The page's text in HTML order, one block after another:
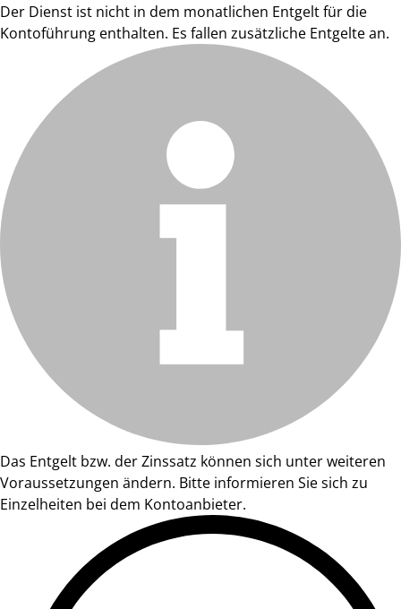
Der Dienst ist nicht in dem monatlichen Entgelt für die
Kontoführung enthalten. Es fallen zusätzliche Entgelte an.
Das Entgelt bzw. der Zinssatz können sich unter weiteren
Voraussetzungen ändern. Bitte informieren Sie sich zu
Einzelheiten bei dem Kontoanbieter.